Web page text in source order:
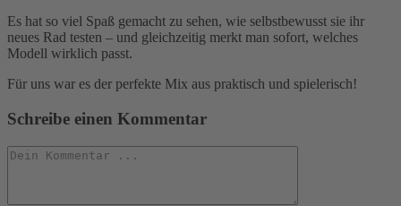
Es hat so viel Spaß gemacht zu sehen, wie selbstbewusst sie ihr
neues Rad testen – und gleichzeitig merkt man sofort, welches
Modell wirklich passt.
Für uns war es der perfekte Mix aus praktisch und spielerisch!
Schreibe einen Kommentar
Kommentieren